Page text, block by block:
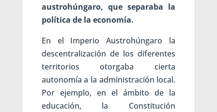
austrohúngaro, que separaba la
política de la economía.
En el Imperio Austrohúngaro la
descentralización de los diferentes
territorios otorgaba cierta
autonomía a la administración local.
Por ejemplo, en el ámbito de la
educación, la Constitución